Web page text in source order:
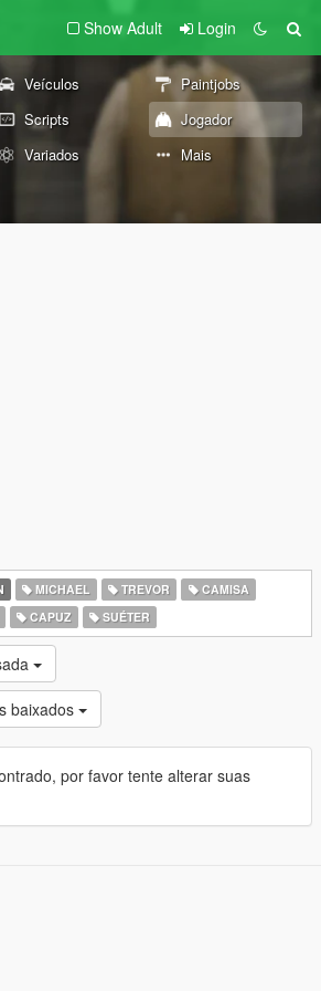
Show Adult Login
Veículos
Paintjobs
Scripts
Jogador
Variados Mais
MICHAEL TREVOR
CAMISA
CAPUZ SUÉTER
baixados
por favor tente alterar suas